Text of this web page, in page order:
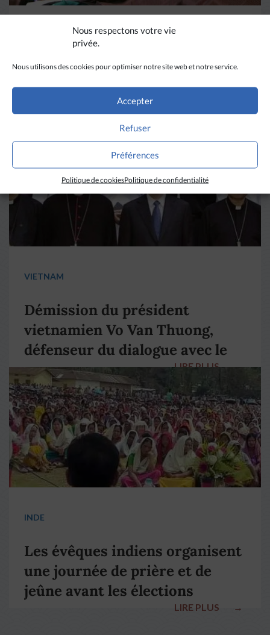
Nous respectons votre vie
privée.
Nous utilisons des cookies pour optimiser notre site web et notre service.
Accepter
Refuser
Préférences
Politique de cookiesPolitique de confidentialité
DIVERS HORIZONS
La revue de presse de la
semaine du 18 mars
VIETNAM
Démission du président
vietnamien Vo Van Thuong,
défenseur du dialogue avec le
pape François
LIRE PLUS →
INDE
Les évêques indiens organisent
une journée de prière et de
jeûne avant les élections
LIRE PLUS →